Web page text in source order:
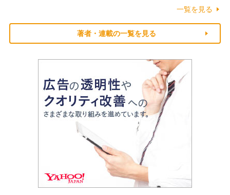
一覧を見る
著者・連載の一覧を見る